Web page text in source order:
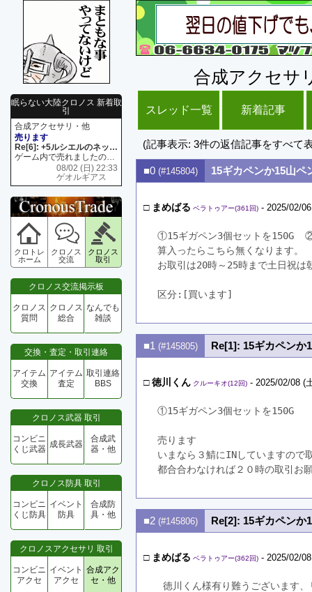
眠らない大陸クロノス 新着取
引
合成アクセサリ・他
売ります
Re[6]: +5ルシエルのネックレス
ゲーム内で売れましたので 在庫がネク1 リング4 となります リングのお値段は80G といたします
08/02 (日) 22:33
ゲオルギアス
クロトレ
ホーム
クロノス
交流
クロノス
取引
クロノス交流掲示板
クロノス
質問
クロノス
総合
なんでも
雑談
交換・査定・取引連絡
アイテム
交換
アイテム
査定
取引連絡
BBS
クロノス武器 取引
コンビニ
くじ武器 成長武器
合成武
器・他
クロノス防具 取引
コンビニ
くじ防具
イベント
防具
合成防
具・他
クロノスアクセサリ 取引
コンビニ
アクセ
イベント
アクセ
合成アク
セ・他
合成アクセサ
スレッド一覧 新着記事
(記事表示: 3件の返信記事をすべて
■0 (#145804) 15ギカペンか15山ペ
□ まめばる ベラトゥアー(361回) - 2025/02/
①15ギガペン3個セットを150G
算入ったら
お取引は20時～25時まで土日祝は
区分:[買います]
■1 (#145805) Re[1]: 15ギカペンか
□徳川くん クルーキオ(12回) - 2025/02/08 (
①15ギガペン3個セットを150G
売ります
いまなら３鯖にINしていますので
都合合わなければ２０時の取引お
■2 (#145806) Re[2]: 15ギカペンか
□ まめばる ベラトゥアー(362回) - 2025/02/
徳川くん様有り難うございます